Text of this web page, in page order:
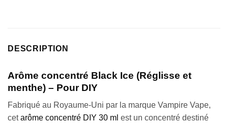
DESCRIPTION
Arôme concentré Black Ice (Réglisse et
menthe) – Pour DIY
Fabriqué au Royaume-Uni par la marque Vampire Vape,
cetarôme concentré DIY 30 ml est un concentré destiné